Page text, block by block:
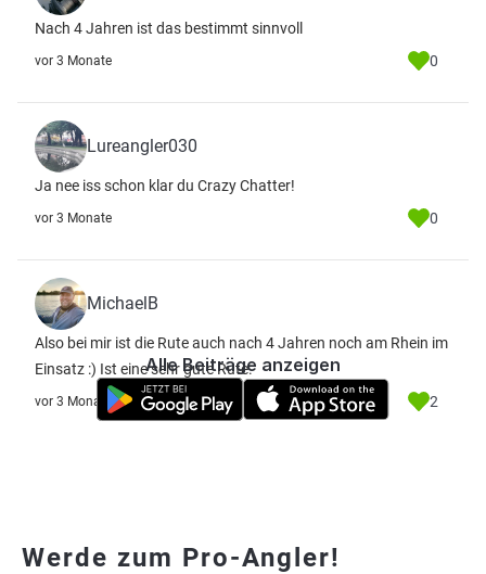
Nach 4 Jahren ist das bestimmt sinnvoll
vor 3 Monate 0
Lureangler030
Ja nee iss schon klar du Crazy Chatter!
vor 3 Monate 0
MichaelB
Also bei mir ist die Rute auch nach 4 Jahren noch am Rhein im
Einsatz :) Ist eine sehr gute Rute.
vor 3 Monate 2
Alle Beiträge anzeigen
Werde zum Pro-Angler!